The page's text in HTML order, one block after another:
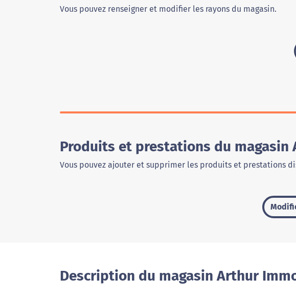
Vous pouvez renseigner et modifier les rayons du magasin.
Produits et prestations du
Vous pouvez ajouter et supprimer les produits et prestations
Description du magasin Arthur